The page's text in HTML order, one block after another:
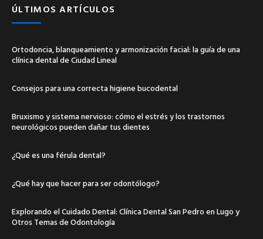
ÚLTIMOS ARTÍCULOS
Ortodoncia, blanqueamiento y armonización facial: la guía de una
clínica dental de Ciudad Lineal
Consejos para una correcta higiene bucodental
Bruxismo y sistema nervioso: cómo el estrés y los trastornos
neurológicos pueden dañar tus dientes
¿Qué es una férula dental?
¿Qué hay que hacer para ser odontólogo?
Explorando el Cuidado Dental: Clínica Dental San Pedro en Lugo y
Otros Temas de Odontología